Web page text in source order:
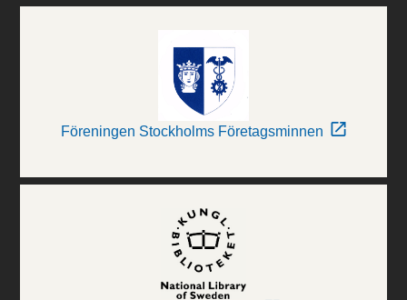
Föreningen Stockholms Företagsminnen